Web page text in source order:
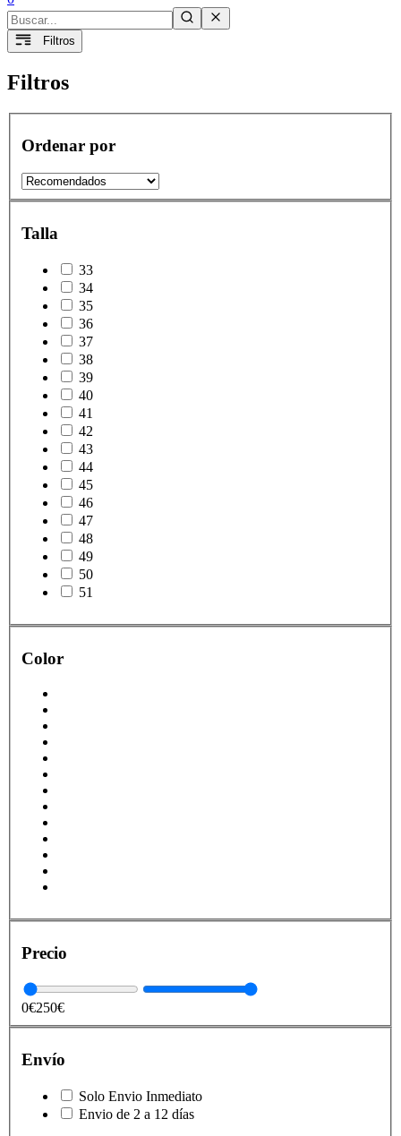
Filtros
Filtros
Ordenar por
Talla
33
34
35
36
37
38
39
40
41
42
43
44
45
46
47
48
49
50
51
Color
Precio
0€250€
Envío
Solo Envio Inmediato
Envio de 2 a 12 días